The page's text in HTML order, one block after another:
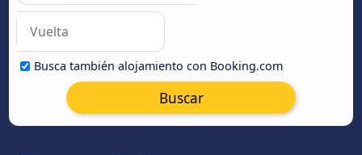
Busca también alojamiento con Booking.com
Buscar